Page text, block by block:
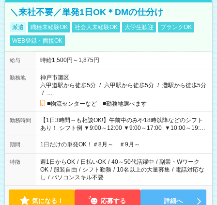
＼来社不要／単発1日OK＊DMの仕分け
派遣 職種未経験OK 社会人未経験OK 大学生歓迎
ブランクOK
WEB登録・面接OK
給与 時給1,500円～1,875円
勤務地
神戸市灘区
六甲道駅から徒歩5分 / 六甲駅から徒歩5分 / 灘駅から徒歩5分
/ …
■物流センターなど ■勤務地選べます
勤務時間
【1日3時間～も相談OK!】午前中のみや18時以降などのシフト
あり！ シフト例 ▼9:00～12:00 ▼9:00～17:00 ▼10:00～19:00
▼18:00～21:00
期間 1日だけの単発OK！＃8月～ ＃9月～
特徴 週1日からOK / 日払いOK / 40～50代活躍中 / 副業・Wワーク
OK / 服装自由 / シフト勤務 / 10名以上の大量募集 / 電話対応な
し / パソコンスキル不要
気になる！ 応募する 詳細へ